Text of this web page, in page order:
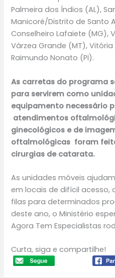
Palmeira dos Índios (AL),
Manicoré/Distrito de Santo
Conselheiro Lafaiete (MG),
Várzea Grande (MT),
Raimundo Nonato (PI).
As carretas do programa
para servirem como
equipamento necessário
atendimentos
ginecológicos e de
oftalmológicas foram
cirurgias de catarata.
As unidades móveis
em locais de difícil acesso,
filas para determinados
deste ano, o Ministério
Agora Tem Especialistas
Curta, siga e compartilhe!